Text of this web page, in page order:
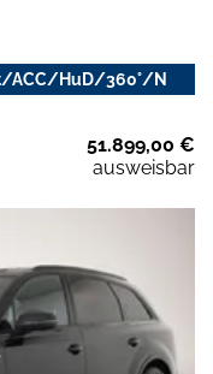
ACC/HuD/360°/N
51.899,00 €
ausweisbar